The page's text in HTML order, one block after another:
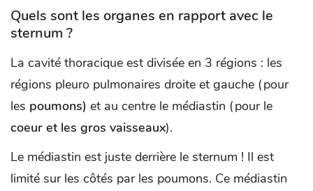
Quels sont les organes en rapport avec le
sternum ?
La cavité thoracique est divisée en 3 régions : les
régions pleuro pulmonaires droite et gauche (pour
les poumons) et au centre le médiastin (pour le
coeur et les gros vaisseaux).
Le médiastin est juste derrière le sternum ! Il est
limité sur les côtés par les poumons. Ce médiastin